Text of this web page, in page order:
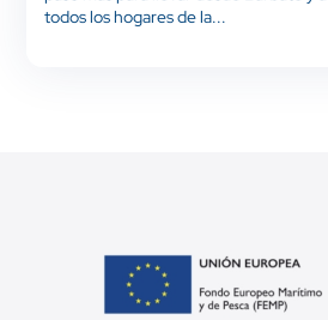
todos los hogares de la...